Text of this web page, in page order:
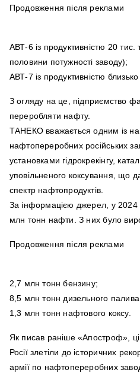
Продовження після реклами
АВТ‑6 із продуктивністю 20
половини потужності заводу);
АВТ‑7 із продуктивністю
З огляду на це, підприємство
переробляти нафту.
ТАНЕКО вважається одним із
нафтопереробних російських
установками гідрокрекінгу,
уповільненого коксування, що
спектр нафтопродуктів.
За інформацією джерел, у 2024
млн тонн нафти. З них було
Продовження після реклами
2,7 млн тонн бензину;
8,5 млн тонн дизельного
1,3 млн тонн нафтового коксу.
Як писав раніше «Апостроф»,
Росії злетіли до історичних
армії по нафтопереробних